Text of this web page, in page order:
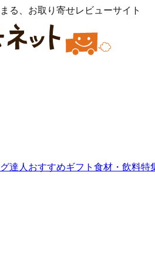
る、お取り寄せレビューサイト
達人おすすめギフト 食材・飲料特